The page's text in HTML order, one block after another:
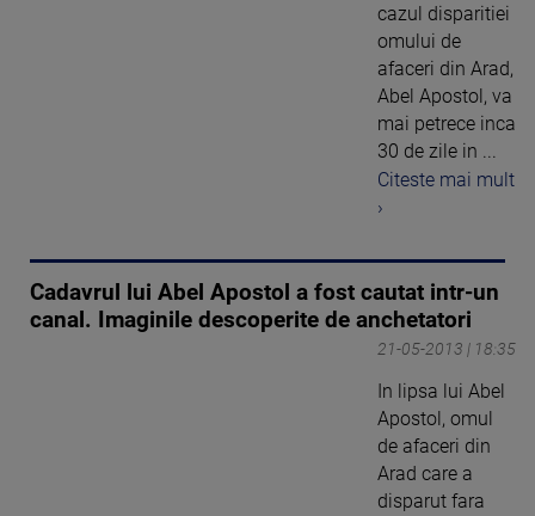
cazul disparitiei
omului de
afaceri din Arad,
Abel Apostol, va
mai petrece inca
30 de zile in ...
Citeste mai mult
›
Cadavrul lui Abel Apostol a fost cautat intr-un
canal. Imaginile descoperite de anchetatori
21-05-2013 | 18:35
In lipsa lui Abel
Apostol, omul
de afaceri din
Arad care a
disparut fara